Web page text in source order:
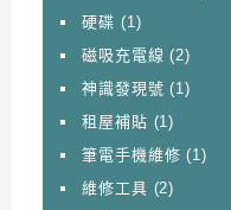
硬碟 (1)
磁吸充電線 (2)
神識發現號 (1)
租屋補貼 (1)
筆電手機維修 (1)
維修工具 (2)